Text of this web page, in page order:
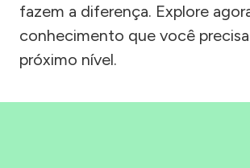
fazem a diferença. Explore
conhecimento que você
próximo nível.